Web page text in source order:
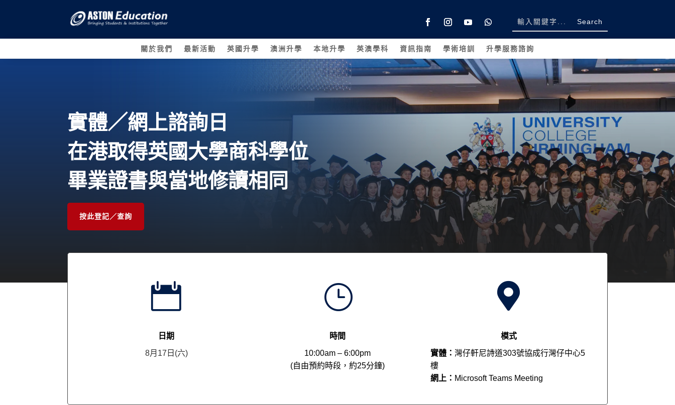
關於我們 最新活動 英國升學 澳洲升學 本地升學 英澳學科 資訊指南 學術培訓 升學服務諮詢
實體／網上諮詢日
在港取得英國大學商科學位
畢業證書與當地修讀相同
按此登記／查詢

日期
8月17日(六)
}
時間
10:00am – 6:00pm
(自由預約時段，約25分鐘)

模式
實體：灣仔軒尼詩道303號協成行灣仔中心5
樓
網上： Microsoft Teams Meeting